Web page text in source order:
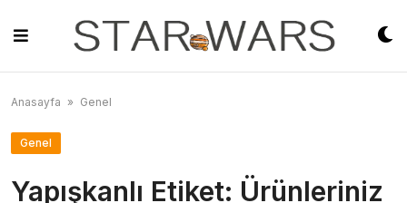
content
Anasayfa » Genel
Genel
Yapışkanlı Etiket: Ürünleriniz